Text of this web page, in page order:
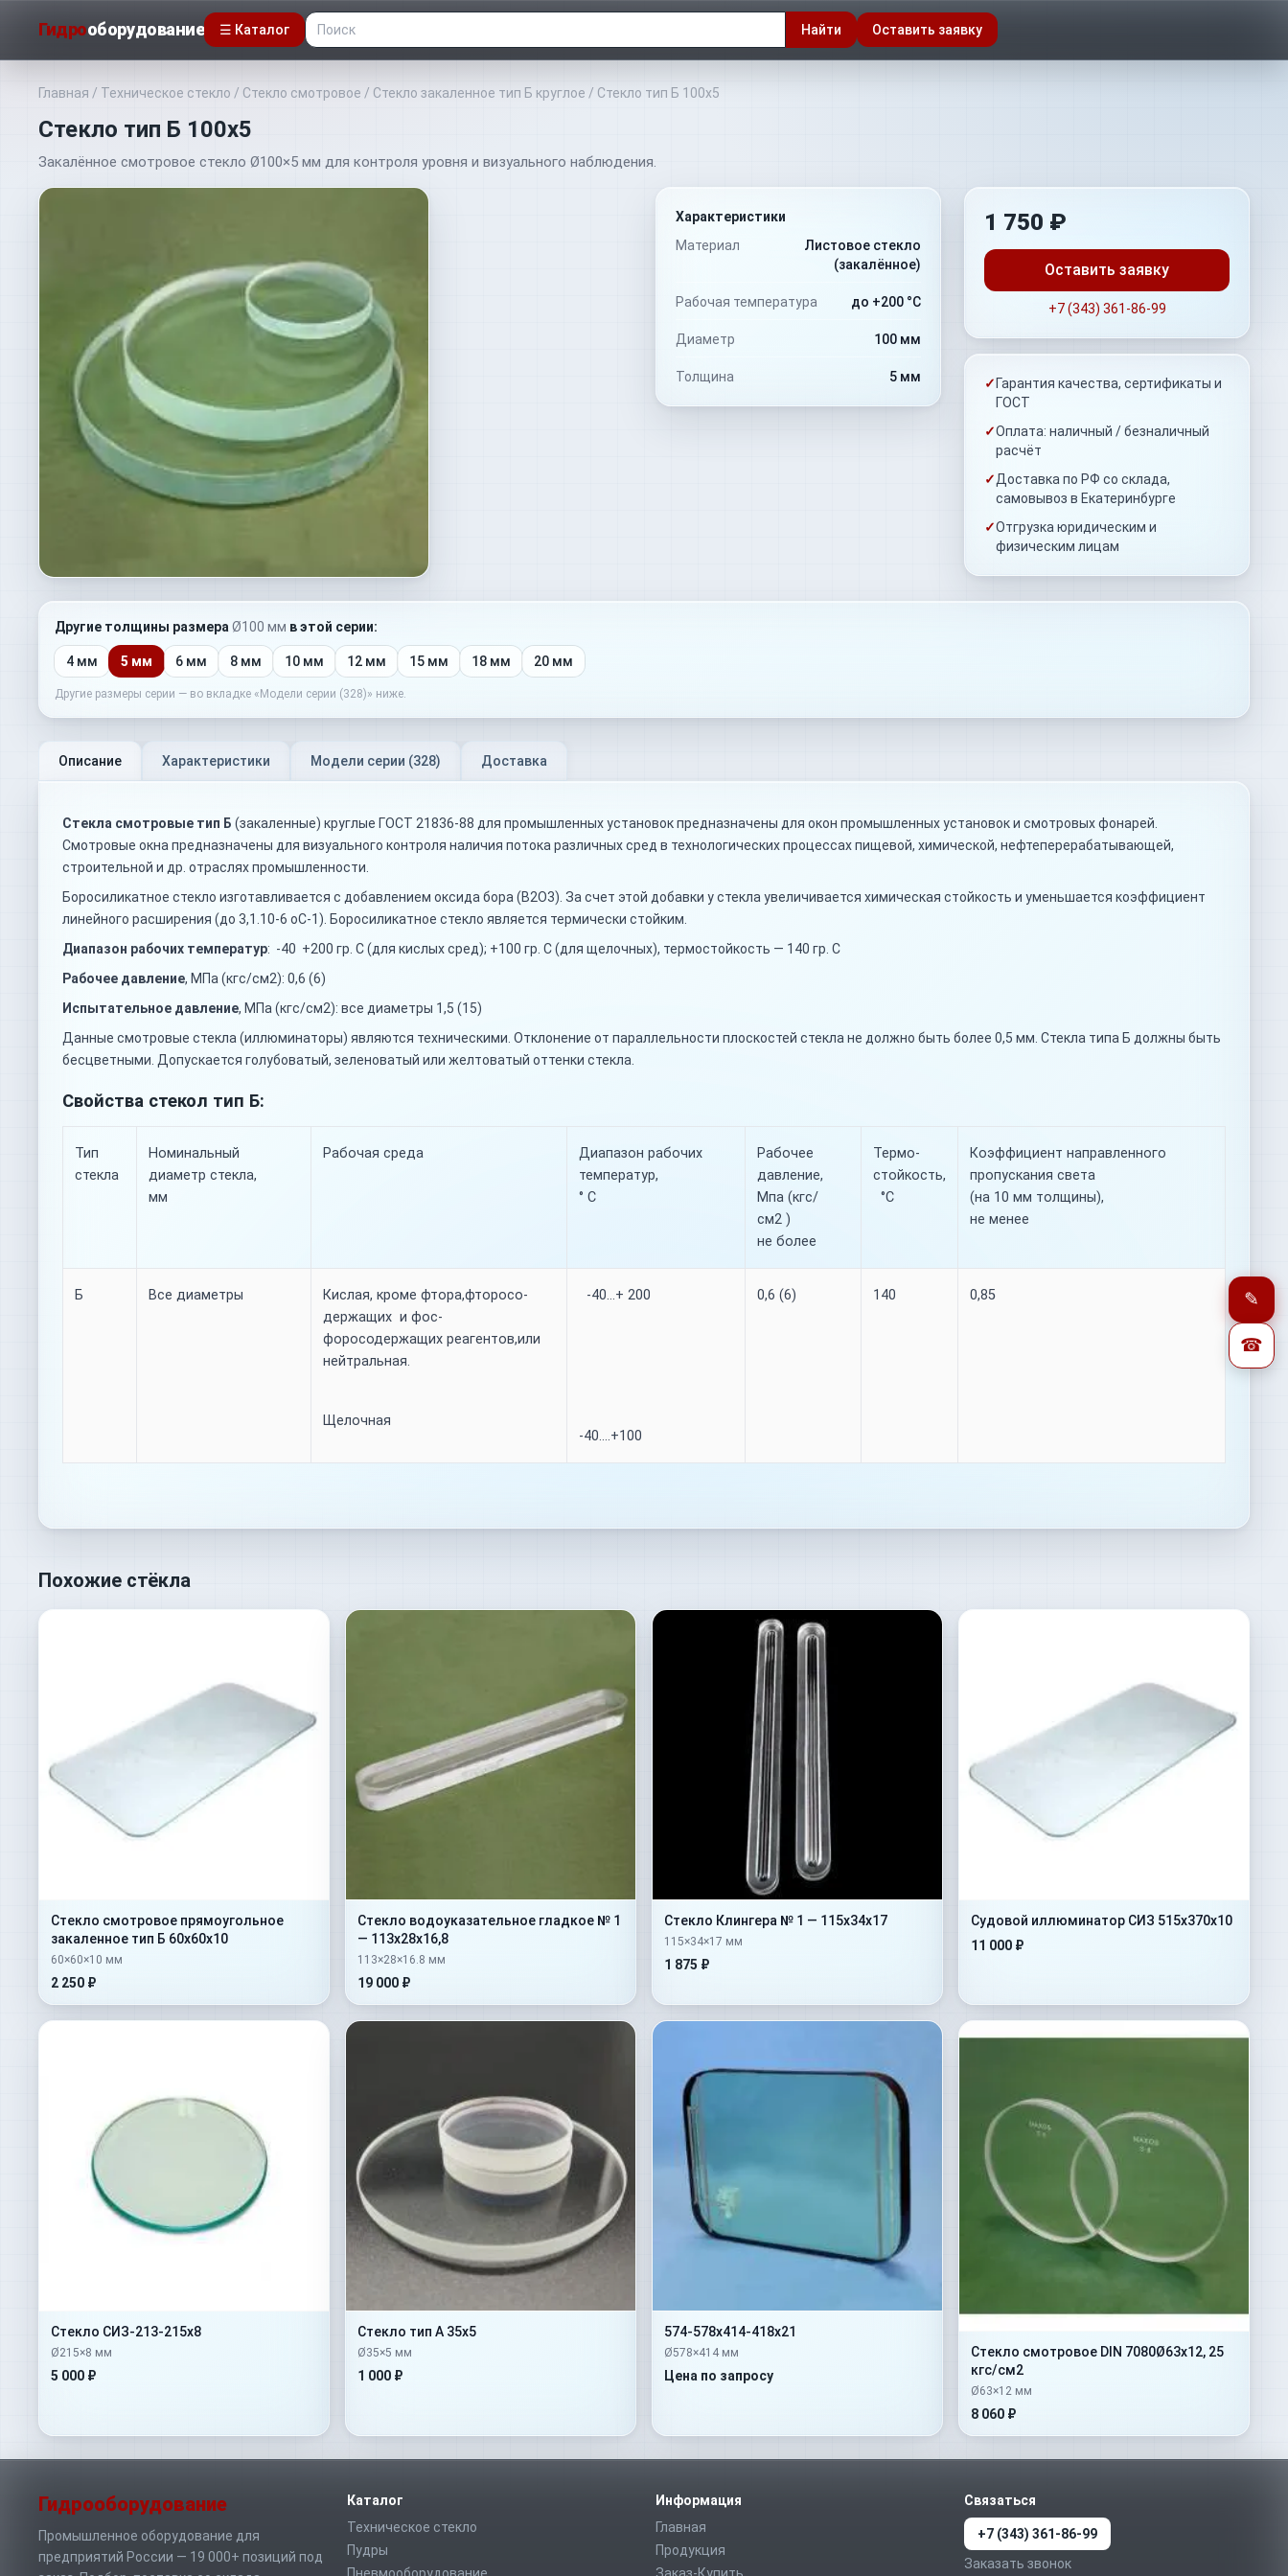
Гидрооборудование ☰ Каталог Найти Оставить заявку
Главная / Техническое стекло / Стекло смотровое / Стекло закаленное тип Б круглое / Стекло тип Б 100х5
Стекло тип Б 100х5
Закалённое смотровое стекло Ø100×5 мм для контроля уровня и визуального наблюдения.
Характеристики
Материал
Листовое стекло
(закалённое)
Рабочая температура до +200 °C
Диаметр 100 мм
Толщина 5 мм
1 750 ₽
Оставить заявку
+7 (343) 361-86-99
✓ Гарантия качества, сертификаты и
ГОСТ
✓Оплата: наличный / безналичный
расчёт
✓Доставка по РФ со склада,
самовывоз в Екатеринбурге
✓Отгрузка юридическим и
физическим лицам
Другие толщины размера Ø100 мм в этой серии:
4 мм 5 мм 6 мм 8 мм 10 мм 12 мм 15 мм 18 мм 20 мм
Другие размеры серии — во вкладке «Модели серии (328)» ниже.
Описание Характеристики Модели серии (328) Доставка
Стекла смотровые тип Б (закаленные) круглые ГОСТ 21836-88 для промышленных установок предназначены для окон промышленных установок и смотровых фонарей.
Смотровые окна предназначены для визуального контроля наличия потока различных сред в технологических процессах пищевой, химической, нефтеперерабатывающей,
строительной и др. отраслях промышленности.
Боросиликатное стекло изготавливается с добавлением оксида бора (B2O3). За счет этой добавки у стекла увеличивается химическая стойкость и уменьшается коэффициент
линейного расширения (до 3,1.10-6 оС-1). Боросиликатное стекло является термически стойким.
Диапазон рабочих температур: -40 +200 гр. С (для кислых сред); +100 гр. С (для щелочных), термостойкость — 140 гр. С
Рабочее давление, МПа (кгс/см2): 0,6 (6)
Испытательное давление, МПа (кгс/см2): все диаметры 1,5 (15)
Данные смотровые стекла (иллюминаторы) являются техническими. Отклонение от параллельности плоскостей стекла не должно быть более 0,5 мм. Стекла типа Б должны быть
бесцветными. Допускается голубоватый, зеленоватый или желтоватый оттенки стекла.
Свойства стекол тип Б:
Тип
стекла
Номинальный
диаметр стекла,
мм
Рабочая среда
Диапазон рабочих
температур,
° С
Рабочее
давление,
Мпа (кгс/
см2 )
не более
Термо-
стойкость,
°С
Коэффициент направленного
пропускания света
(на 10 мм толщины),
не менее
Б Все диаметры
Кислая, кроме фтора,фторосо-
держащих и фос-
форосодержащих реагентов,или
нейтральная.
Щелочная
-40…+ 200
-40….+100
0,6 (6) 140 0,85
Похожие стёкла
Стекло смотровое прямоугольное
закаленное тип Б 60х60х10
60×60×10 мм
2 250 ₽
Стекло водоуказательное гладкое № 1
— 113х28х16,8
113×28×16.8 мм
19 000 ₽
Стекло Клингера № 1 — 115х34х17
115×34×17 мм
1 875 ₽
Судовой иллюминатор СИЗ 515х370х10
11 000 ₽
Стекло СИЗ-213-215х8
Ø215×8 мм
5 000 ₽
Стекло тип А 35х5
Ø35×5 мм
1 000 ₽
574-578х414-418х21
Ø578×414 мм
Цена по запросу
Стекло смотровое DIN 7080Ø63х12, 25
кгс/см2
Ø63×12 мм
8 060 ₽
Гидрооборудование
Промышленное оборудование для
предприятий России — 19 000+ позиций под
Каталог
Техническое стекло
Пудры
Информация
Главная
Продукция
Связаться
+7 (343) 361-86-99
Заказать звонок
✎
☎